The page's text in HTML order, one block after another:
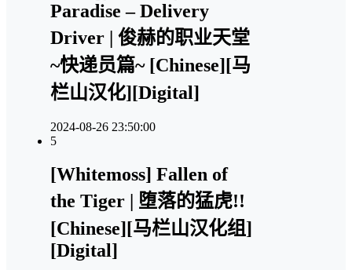
Paradise – Delivery
Driver | 俊赫的职业天堂
~快递员篇~ [Chinese][马
栏山汉化][Digital]
2024-08-26 23:50:00
5
[Whitemoss] Fallen of
the Tiger | 堕落的猛虎!!
[Chinese][马栏山汉化组]
[Digital]